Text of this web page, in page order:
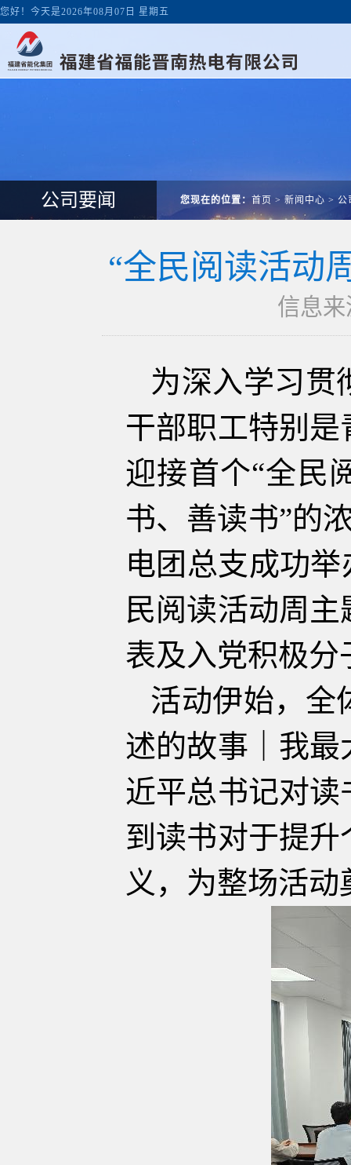
您好！今天是2026年08月07日 星期五
公司要闻 您现在的位置： 首页 > 新闻中心 > 公
“全民阅读活动
信息
为深入学习贯
干部职工特别
迎接首个“全民
书、善读书”的
电团总支成功
民阅读活动周
表及入党积极分
活动伊始，全
述的故事｜我
近平总书记对
到读书对于提
义，为整场活